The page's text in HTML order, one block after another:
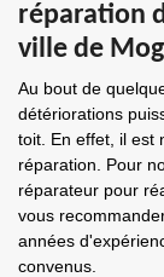
réparation
ville de
Au bout de
détériorations
toit. En effet, il est
réparation. Pour
réparateur pour
vous
années
convenus.